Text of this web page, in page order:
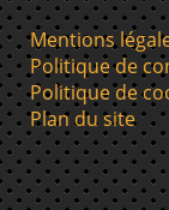
Mentions
Politique de
Politique de
Plan du site